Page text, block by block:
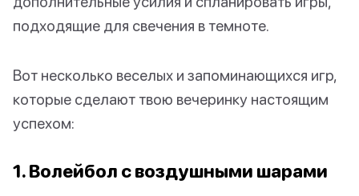
подходящие для свечения в темноте.
Вот несколько веселых и запоминающихся игр,
которые сделают твою вечеринку настоящим
успехом:
1. Волейбол с воздушными шарами